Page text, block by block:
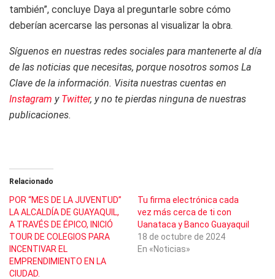
también”, concluye Daya al preguntarle sobre cómo
deberían acercarse las personas al visualizar la obra.
Síguenos en nuestras redes sociales para mantenerte al día
de las noticias que necesitas, porque nosotros somos La
Clave de la información. Visita nuestras cuentas en
Instagram y Twitter, y no te pierdas ninguna de nuestras
publicaciones.
Relacionado
POR “MES DE LA JUVENTUD”
LA ALCALDÍA DE GUAYAQUIL,
A TRAVÉS DE ÉPICO, INICIÓ
TOUR DE COLEGIOS PARA
INCENTIVAR EL
EMPRENDIMIENTO EN LA
CIUDAD.
Tu firma electrónica cada
vez más cerca de ti con
Uanataca y Banco Guayaquil
18 de octubre de 2024
En «Noticias»